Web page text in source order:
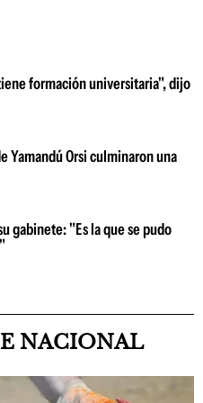
formación universitaria", dijo
Yamandú Orsi culminaron una
gabinete: "Es la que se pudo
NACIONAL